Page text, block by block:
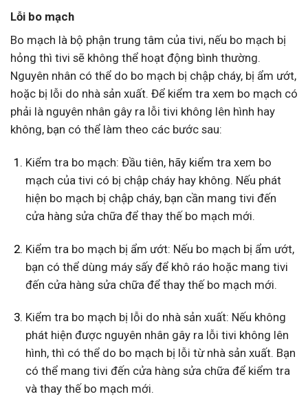
Lỗi bo mạch
Bo mạch là bộ phận trung tâm của tivi, nếu bo mạch bị
hỏng thì tivi sẽ không thể hoạt động bình thường.
Nguyên nhân có thể do bo mạch bị chập cháy, bị ẩm ướt,
hoặc bị lỗi do nhà sản xuất. Để kiểm tra xem bo mạch có
phải là nguyên nhân gây ra lỗi tivi không lên hình hay
không, bạn có thể làm theo các bước sau:
Kiểm tra bo mạch: Đầu tiên, hãy kiểm tra xem bo
mạch của tivi có bị chập cháy hay không. Nếu phát
hiện bo mạch bị chập cháy, bạn cần mang tivi đến
cửa hàng sửa chữa để thay thế bo mạch mới.
Kiểm tra bo mạch bị ẩm ướt: Nếu bo mạch bị ẩm ướt,
bạn có thể dùng máy sấy để khô ráo hoặc mang tivi
đến cửa hàng sửa chữa để thay thế bo mạch mới.
Kiểm tra bo mạch bị lỗi do nhà sản xuất: Nếu không
phát hiện được nguyên nhân gây ra lỗi tivi không lên
hình, thì có thể do bo mạch bị lỗi từ nhà sản xuất. Bạn
có thể mang tivi đến cửa hàng sửa chữa để kiểm tra
và thay thế bo mạch mới.